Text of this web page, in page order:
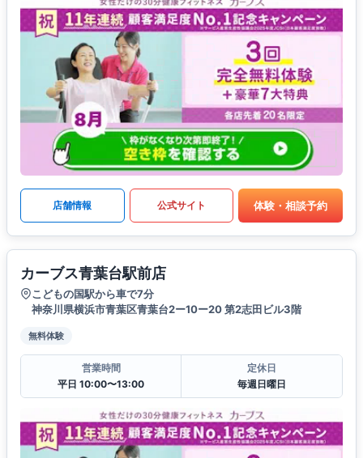
店舗情報 公式サイト 体験・相談予約
カーブス青葉台駅前店
こどもの国駅から車で7分
神奈川県横浜市青葉区青葉台2ー10ー20 第2志田ビル3階
無料体験
営業時間
平日 10:00〜13:00
定休日
毎週日曜日